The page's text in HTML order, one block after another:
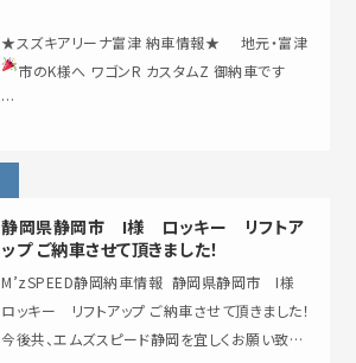
★スズキアリーナ富津 納車情報★ 地元・富津
市のK様へ ワゴンR カスタムZ 御納車です
…
静岡県静岡市 I様 ロッキー リフトア
ップ ご納車させて頂きました！
M’zSPEED静岡納車情報 ⁡ 静岡県静岡市 I様
ロッキー リフトアップ ご納車させて頂きました！
今後共、エムズスピード静岡を宜しくお願い致し